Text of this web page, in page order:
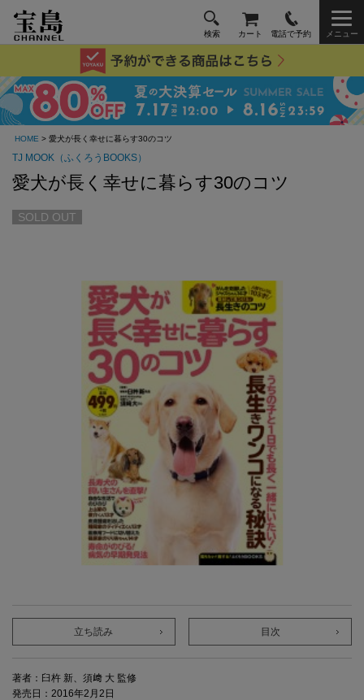
検索 カート 電話で予約 メニュー
HOME > 愛犬が長く幸せに暮らす30のコツ
TJ MOOK（ふくろうBOOKS）
愛犬が長く幸せに暮らす30のコツ
SOLD OUT
立ち読み 目次
著者：臼杵 新、須﨑 大 監修
発売日：2016年2月2日